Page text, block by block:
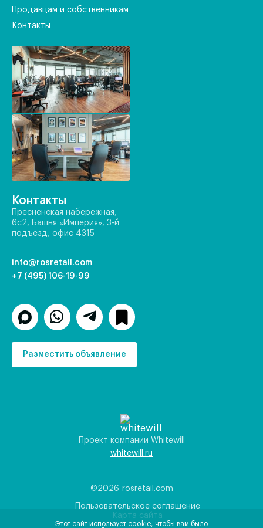
Продавцам и собственникам
Контакты
Контакты
Пресненская набережная,
6с2, Башня «Империя», 3-й
подъезд, офис 4315
info@rosretail.com
+7 (495) 106-19-99
Разместить объявление
©2026 rosretail.com
Пользовательское соглашение
Карта сайта
Проект компании Whitewill
whitewill.ru
Этот сайт использует cookie, чтобы вам было